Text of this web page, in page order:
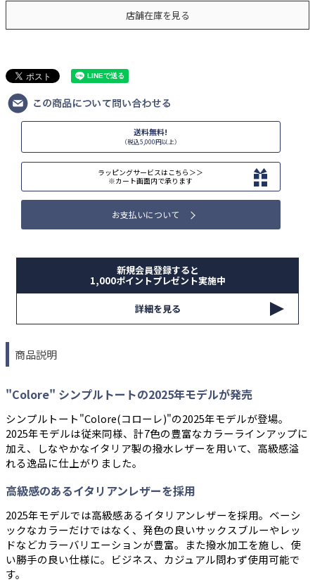
店舗在庫を見る
送料無料!
（税込5,000円以上）
ラッピングサービスはこちら＞＞
※カート画面内で承ります
お支払いについて
新規会員登録すると
1,000ポイントプレゼント実施中
詳細を見る
商品説明
"Colore" シンプルトートの2025年モデルが発売
シンプルトート"Colore(コローレ)"の2025年モデルが登場。
2025年モデルは従来同様、計7色の豊富なカラーラインアップに
加え、しなやかなイタリア製の撥水レザーを用いて、高級感溢
れる逸品に仕上がりました。
高級感のあるイタリアンレザーを採用
2025年モデルでは高級感あるイタリアンレザーを採用。ベーシ
ックなカラーだけではなく、発色の良いサックスブルーやレッ
ドなどカラーバリエーションが豊富。また撥水加工を施し、使
い勝手の良い仕様に。ビジネス、カジュアル問わず使用可能で
す。